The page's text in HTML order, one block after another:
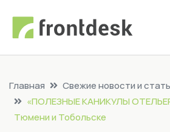
Главная
Свежие новости и
«ПОЛЕЗНЫЕ КАНИКУЛЫ
Тюмени и Тобольске